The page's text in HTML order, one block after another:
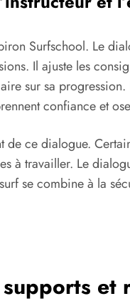
Surfschool. Le
Il ajuste les
sur sa
confiance et
de ce dialogue.
à travailler. Le
se combine à la
et